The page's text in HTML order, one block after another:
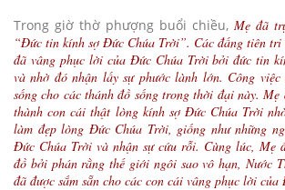
Trong giờ thờ phượng buổi chiều, Mẹ đã
“Đức tin kính sợ Đức Chúa Trời”. Các đấng tiên tri
đã vâng phục lời của Đức Chúa Trời bởi đức tin
và nhờ đó nhận lấy sự phước lành lớn. Công
sống cho các thánh đồ sống trong thời đại này.
thành con cái thật lòng kính sợ Đức Chúa Trời
làm đẹp lòng Đức Chúa Trời, giống như những
Đức Chúa Trời và nhận sự cứu rỗi. Cùng lúc, Mẹ
đồ bởi phán rằng thế giới ngôi sao vô hạn, Nước
đã được sắm sẵn cho các con cái vâng phục lời